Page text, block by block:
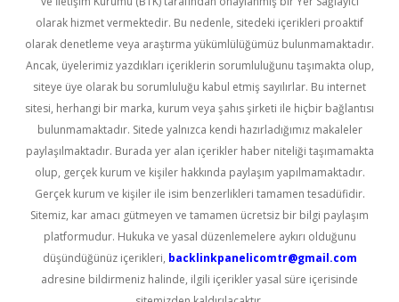
olarak hizmet vermektedir. Bu nedenle, sitedeki içerikleri proaktif
olarak denetleme veya araştırma yükümlülüğümüz bulunmamaktadır.
Ancak, üyelerimiz yazdıkları içeriklerin sorumluluğunu taşımakta olup,
siteye üye olarak bu sorumluluğu kabul etmiş sayılırlar. Bu internet
sitesi, herhangi bir marka, kurum veya şahıs şirketi ile hiçbir bağlantısı
bulunmamaktadır. Sitede yalnızca kendi hazırladığımız makaleler
paylaşılmaktadır. Burada yer alan içerikler haber niteliği taşımamakta
olup, gerçek kurum ve kişiler hakkında paylaşım yapılmamaktadır.
Gerçek kurum ve kişiler ile isim benzerlikleri tamamen tesadüfidir.
Sitemiz, kar amacı gütmeyen ve tamamen ücretsiz bir bilgi paylaşım
platformudur. Hukuka ve yasal düzenlemelere aykırı olduğunu
düşündüğünüz içerikleri, backlinkpanelicomtr@gmail.com
adresine bildirmeniz halinde, ilgili içerikler yasal süre içerisinde